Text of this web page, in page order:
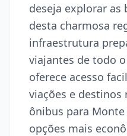
deseja explorar as
desta charmosa
infraestrutura
viajantes de todo
oferece acesso
viações e destinos
ônibus para
opções mais